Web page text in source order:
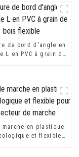
de bord d'angle en
L en PVC à grain de
marche en plastique
et flexible